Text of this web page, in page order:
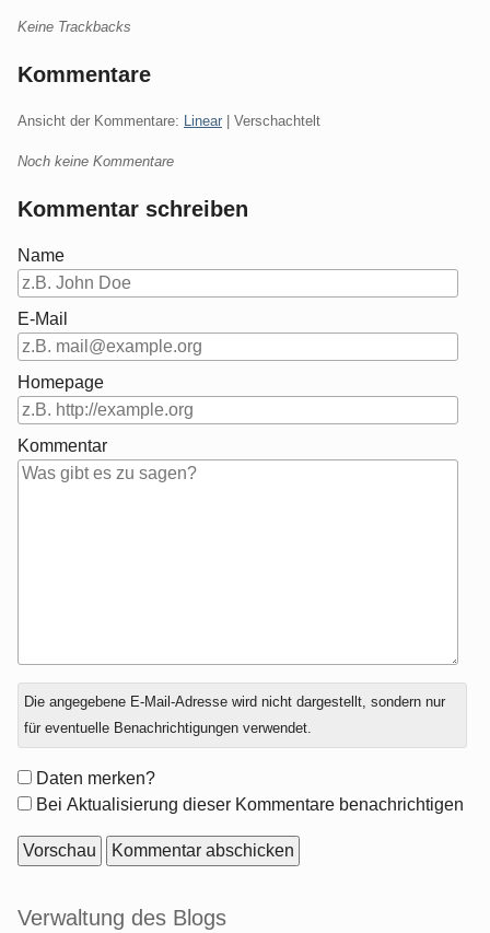
Keine Trackbacks
Kommentare
Ansicht der Kommentare: Linear | Verschachtelt
Noch keine Kommentare
Kommentar schreiben
Name
E-Mail
Homepage
Kommentar
Antwort
zu
Die angegebene E-Mail-Adresse wird nicht dargestellt, sondern nur
für eventuelle Benachrichtigungen verwendet.
Formular-
Optionen
Daten merken?
Bei Aktualisierung dieser Kommentare benachrichtigen
Seitenleiste
Verwaltung des Blogs